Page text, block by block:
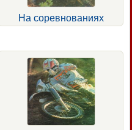
На соревнованиях